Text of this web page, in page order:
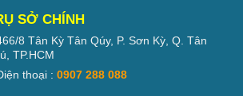
SỞ CHÍNH
8 Tân Kỳ Tân Qúy, P. Sơn Kỳ, Q. Tân
TP.HCM
thoại :0907 288 088